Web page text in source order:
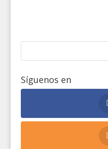
Síguenos en